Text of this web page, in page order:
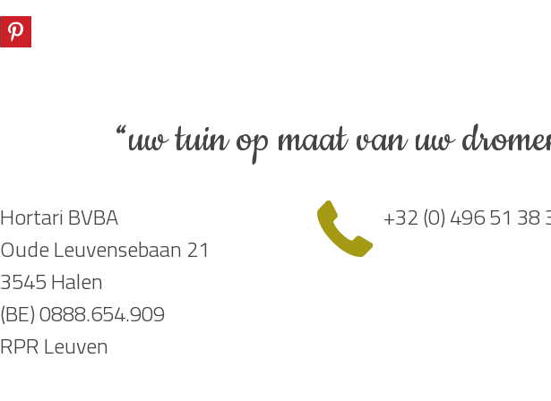
“uw tuin op maat van uw
Hortari BVBA
Oude Leuvensebaan 21
3545 Halen
(BE) 0888.654.909
RPR Leuven
+32 (0) 496 51 38